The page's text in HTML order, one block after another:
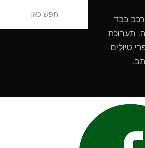
רכב כבד
תערוכת
טיולים